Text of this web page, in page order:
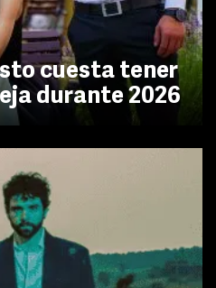
cuesta tener
durante 2026